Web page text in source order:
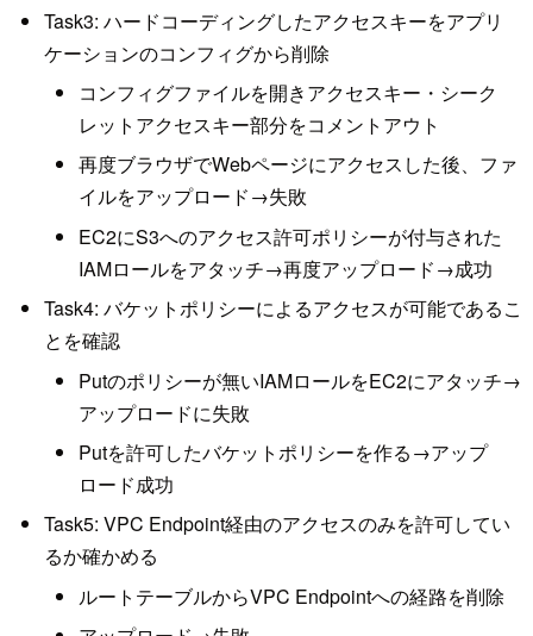
Task3: ハードコーディングしたアクセスキーをアプリ
ケーションのコンフィグから削除
コンフィグファイルを開きアクセスキー・シーク
レットアクセスキー部分をコメントアウト
再度ブラウザでWebページにアクセスした後、ファ
イルをアップロード→失敗
EC2にS3へのアクセス許可ポリシーが付与された
IAMロールをアタッチ→再度アップロード→成功
Task4: バケットポリシーによるアクセスが可能であるこ
とを確認
Putのポリシーが無いIAMロールをEC2にアタッチ→
アップロードに失敗
Putを許可したバケットポリシーを作る→アップ
ロード成功
Task5: VPC Endpoint経由のアクセスのみを許可してい
るか確かめる
ルートテーブルからVPC Endpointへの経路を削除